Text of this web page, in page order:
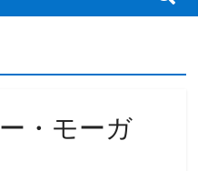
・モーガ